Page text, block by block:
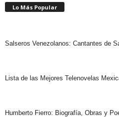
Lo Más Popular
Salseros Venezolanos: Cantantes de
Lista de las Mejores Telenovelas
Humberto Fierro: Biografía, Obras y